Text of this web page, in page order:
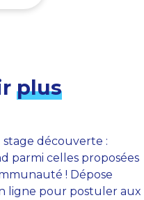
plus
découverte :
parmi celles proposées
! Dépose
ligne pour postuler aux